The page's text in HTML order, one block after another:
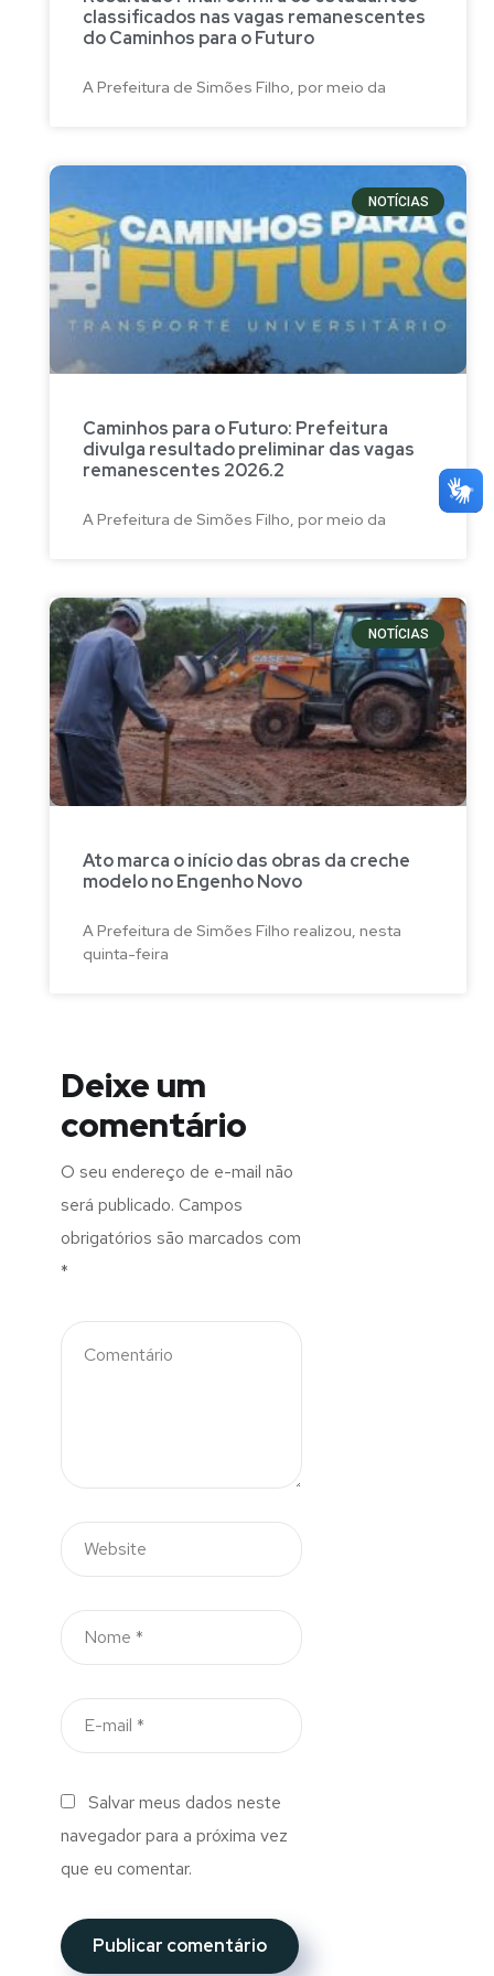
classificados nas vagas remanescentes
do Caminhos para o Futuro
A Prefeitura de Simões Filho, por meio da
NOTÍCIAS
Caminhos para o Futuro: Prefeitura
divulga resultado preliminar das vagas
remanescentes 2026.2
A Prefeitura de Simões Filho, por meio da
NOTÍCIAS
Ato marca o início das obras da creche
modelo no Engenho Novo
A Prefeitura de Simões Filho realizou, nesta
quinta-feira
Deixe um
comentário
O seu endereço de e-mail não
será publicado. Campos
obrigatórios são marcados com
*
Salvar meus dados neste
navegador para a próxima vez
que eu comentar.